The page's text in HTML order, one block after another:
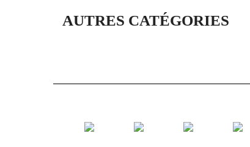
AUTRES CATÉGORIES